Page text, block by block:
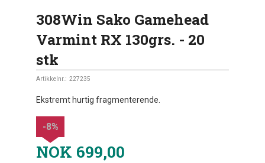
308Win Sako Gamehead
Varmint RX 130grs. - 20
stk
Artikkelnr.: 227235
Ekstremt hurtig fragmenterende.
NOK 699,00
-8%